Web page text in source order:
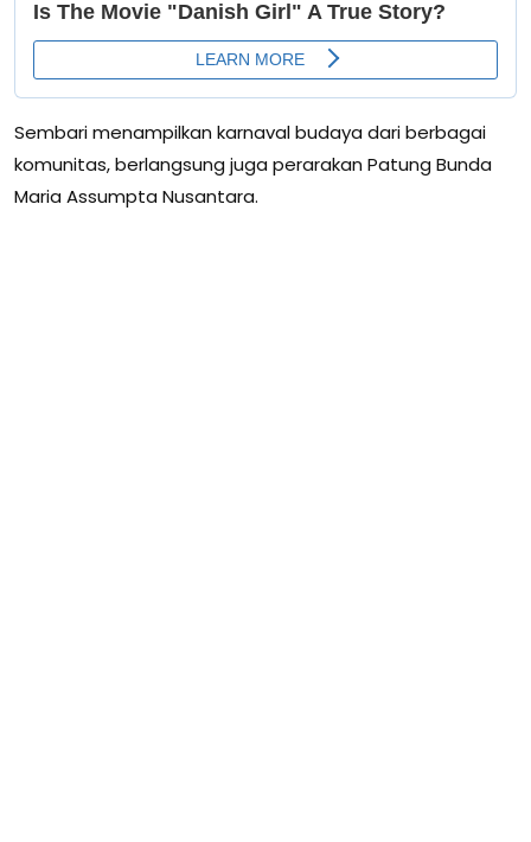
Sembari menampilkan karnaval budaya dari berbagai
komunitas, berlangsung juga perarakan Patung Bunda
Maria Assumpta Nusantara.